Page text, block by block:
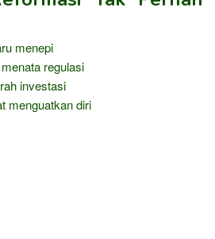
menepi
regulasi
investasi
menguatkan diri